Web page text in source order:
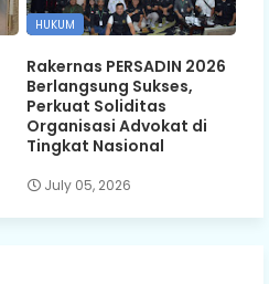
HUKUM
Rakernas PERSADIN 2026
Berlangsung Sukses,
Perkuat Soliditas
Organisasi Advokat di
Tingkat Nasional
July 05, 2026